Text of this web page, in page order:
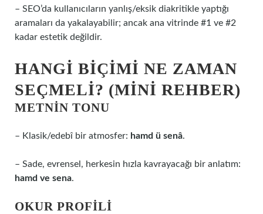
– SEO’da kullanıcıların yanlış/eksik diakritikle yaptığı
aramaları da yakalayabilir; ancak ana vitrinde #1 ve #2
kadar estetik değildir.
HANGI BIÇIMI NE ZAMAN
SEÇMELI? (MINI REHBER)
METNIN TONU
– Klasik/edebî bir atmosfer: hamd ü senâ.
– Sade, evrensel, herkesin hızla kavrayacağı bir anlatım:
hamd ve sena.
OKUR PROFILI